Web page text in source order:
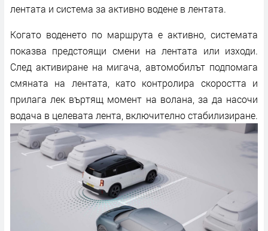
лентата и система за активно водене в лентата.
Когато воденето по маршрута е активно, системата
показва предстоящи смени на лентата или изходи.
След активиране на мигача, автомобилът подпомага
смяната на лентата, като контролира скоростта и
прилага лек въртящ момент на волана, за да насочи
водача в целевата лента, включително стабилизиране.